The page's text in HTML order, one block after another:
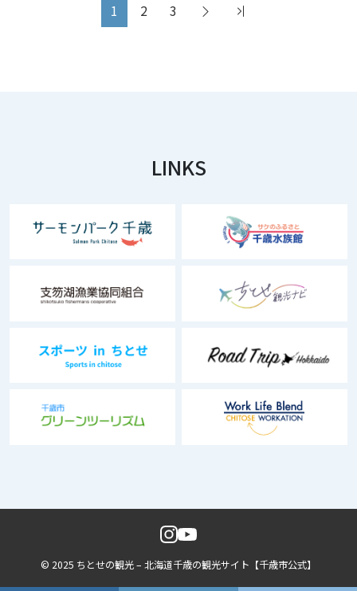
1 2 3
LINKS
© 2025 ちとせの観光 – 北海道千歳の観光サイト【千歳市公式】